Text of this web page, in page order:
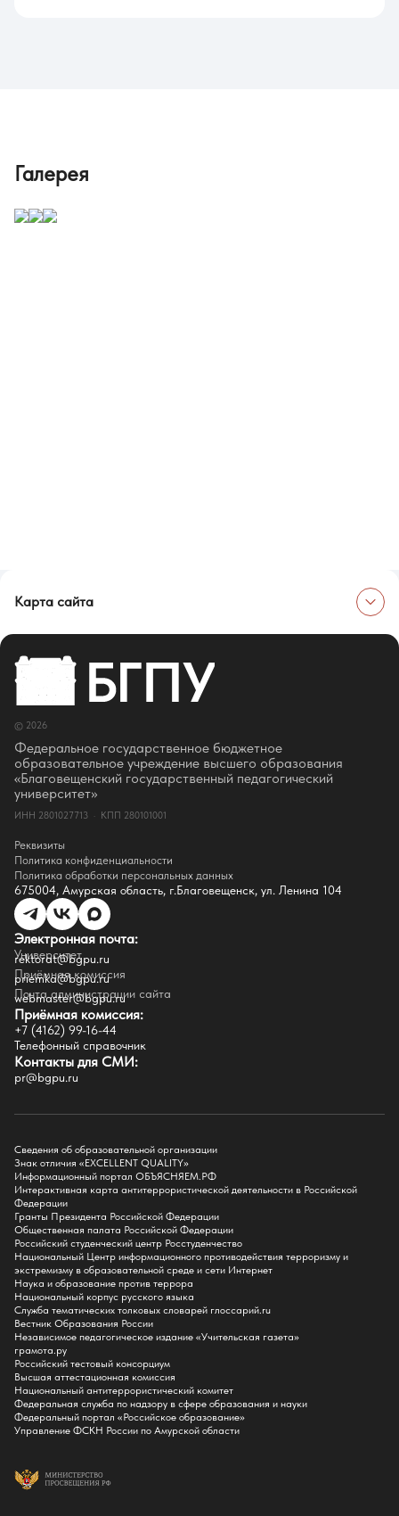
Галерея
Карта сайта
Сведения об образовательной организации
Об Университете
Сотрудники и преподаватели
Ректор
Оценка качества образования
СМИ о нас
Истории успеха
Партнёры
Документы
Контакты
Сведения о доходах
Доступная среда
Инфраструктура
Противодествие коррупции
Противодействие терроризму
Целевой капитал
Часто задаваемые вопросы
Внутренний сайт
Факультеты
Естественно-географический факультет
Историко-филологический факультет
Факультет иностранных языков
Факультет педагогики и психологии
Факультет физической культуры и спорта
Подготовительное отделение для иностранных граждан
Поступление
Приемная комиссия
Поступай в БГПУ
Специальности и направления
Списки поступающих
Приказы о зачислении
Полезные материалы
Общежитие
Информация о целевом обучении
Обркредит в СПО
Бакалавриат
Магистратура
Аспирантура
СПО
Правила приема на Бакалавриат
Правила приема на Магистратуру
Правила приема на СПО
Обучение
Справка для получения налогового вычета
Кванториум
© 2026
Федеральное государственное бюджетное
образовательное учреждение высшего образования
«Благовещенский государственный педагогический
университет»
ИНН 2801027713 · КПП 280101001
Реквизиты
Политика конфиденциальности
Политика обработки персональных данных
675004, Амурская область, г.Благовещенск, ул. Ленина 104
Электронная почта:
Университет
rektorat@bgpu.ru
Приёмная комиссия
priemka@bgpu.ru
Почта администрации сайта
webmaster@bgpu.ru
Приёмная комиссия:
+7 (4162) 99-16-44
Телефонный справочник
Контакты для СМИ:
pr@bgpu.ru
Сведения об образовательной организации
Знак отличия «EXCELLENT QUALITY»
Информационный портал ОБЪЯСНЯЕМ.РФ
Интерактивная карта антитеррористической деятельности в Российской
Федерации
Гранты Президента Российской Федерации
Общественная палата Российской Федерации
Российский студенческий центр Росстуденчество
Национальный Центр информационного противодействия терроризму и
экстремизму в образовательной среде и сети Интернет
Наука и образование против террора
Национальный корпус русского языка
Служба тематических толковых словарей глоссарий.ru
Вестник Образования России
Независимое педагогическое издание «Учительская газета»
грамота.ру
Российский тестовый консорциум
Высшая аттестационная комиссия
Национальный антитеррористический комитет
Федеральная служба по надзору в сфере образования и науки
Федеральный портал «Российское образование»
Управление ФСКН России по Амурской области